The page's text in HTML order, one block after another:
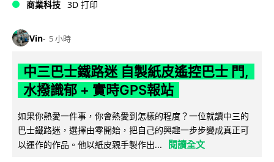
商業科技 3D 打印
Vin 5 小時
中三巴士鐵路迷 自製紙皮遙控巴士 門,
水撥識郁 + 實時GPS報站
如果你熱愛一件事，你會熱愛到怎樣的程度？一位就讀中三的
巴士鐵路迷，選擇由零開始，把自己的興趣一步步變成真正可
以運作的作品。他以紙皮親手製作出...
閱讀全文